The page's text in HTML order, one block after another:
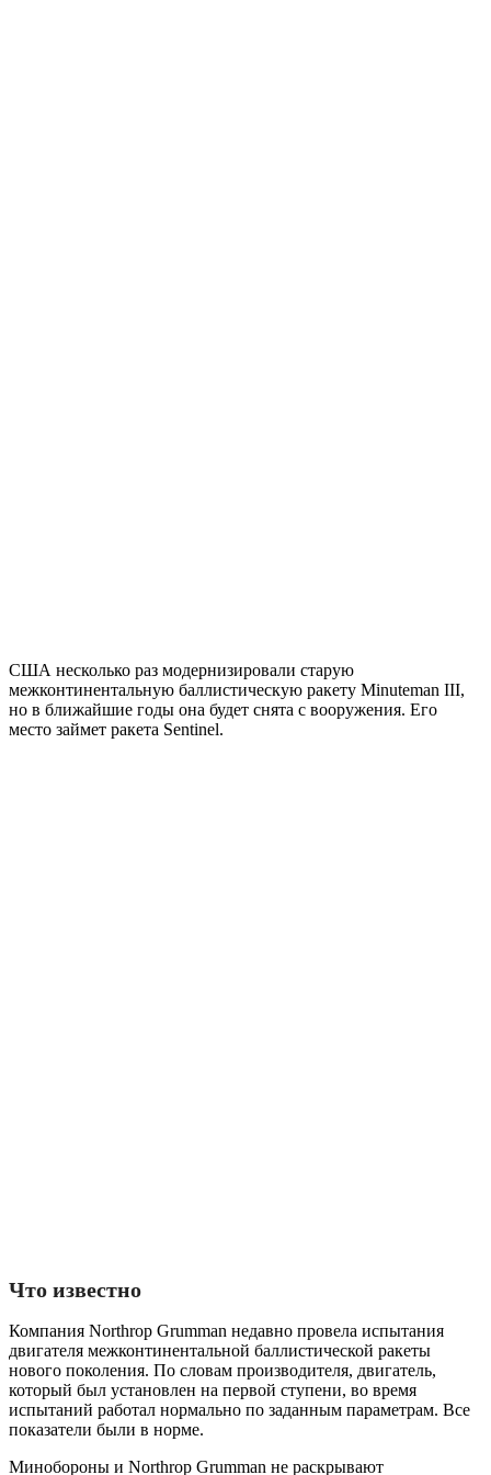
США несколько раз модернизировали старую
межконтинентальную баллистическую ракету Minuteman III,
но в ближайшие годы она будет снята с вооружения. Его
место займет ракета Sentinel.
Что известно
Компания Northrop Grumman недавно провела испытания
двигателя межконтинентальной баллистической ракеты
нового поколения. По словам производителя, двигатель,
который был установлен на первой ступени, во время
испытаний работал нормально по заданным параметрам. Все
показатели были в норме.
Минобороны и Northrop Grumman не раскрывают